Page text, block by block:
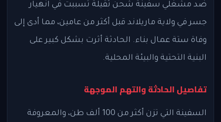
ضد مشغلي سفينة شحن ثقيلة تسببت في انهيار
جسر في ولاية ماريلاند قبل أكثر من عامين، مما أدى إلى
وفاة ستة عمال بناء. الحادثة أثرت بشكل كبير على
البنية التحتية والبيئة المحلية.
تفاصيل الحادثة والتهم الموجهة
السفينة التي تزن أكثر من 100 ألف طن، والمعروفة